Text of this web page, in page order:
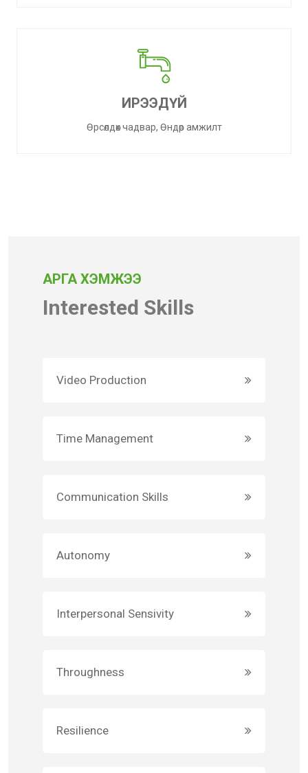
ИРЭЭДҮЙ
Өрсөлдөх чадвар, Өндөр амжилт
АРГА ХЭМЖЭЭ
Interested Skills
Video Production
Time Management
Communication Skills
Autonomy
Interpersonal Sensivity
Throughness
Resilience